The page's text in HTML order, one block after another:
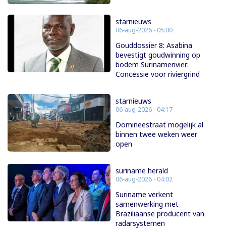
starnieuws
06-aug-2026 - 05:00
Gouddossier 8: Asabina
bevestigt goudwinning op
bodem Surinamerivier:
Concessie voor riviergrind
starnieuws
06-aug-2026 - 04:17
Domineestraat mogelijk al
binnen twee weken weer
open
suriname herald
06-aug-2026 - 04:02
Suriname verkent
samenwerking met
Braziliaanse producent van
radarsystemen